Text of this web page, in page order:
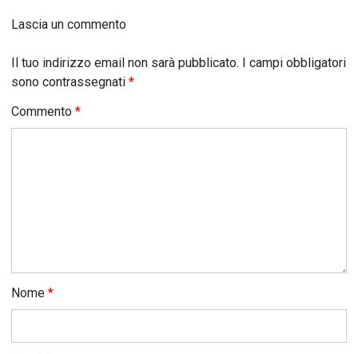
Lascia un commento
Il tuo indirizzo email non sarà pubblicato. I campi obbligatori
sono contrassegnati *
Commento *
Nome *